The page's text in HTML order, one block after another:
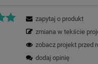
zapytaj o produkt
zmiana w tekście
zobacz projekt przed
dodaj opinię